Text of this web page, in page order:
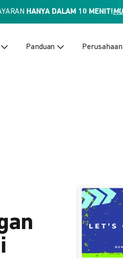
HANYA DALAM 10 MENIT!
Panduan Perusahaan